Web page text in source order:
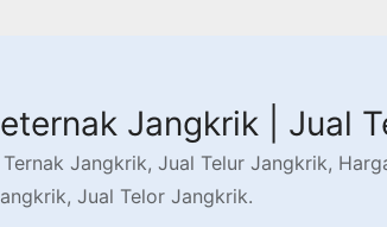
Jangkrik | Jual
Jangkrik, Jual Telur Jangkrik,
Jual Telor Jangkrik.